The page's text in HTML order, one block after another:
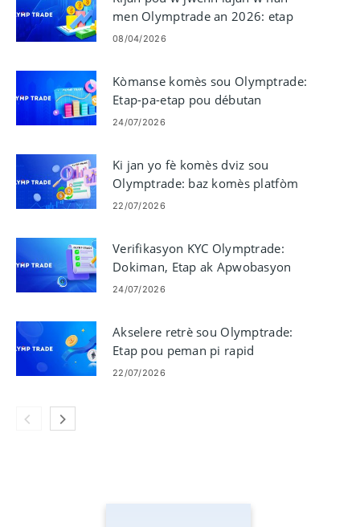
men Olymptrade an 2026: etap
pou retrè ak chaj yo
08/04/2026
Kòmanse komès sou Olymptrade:
Etap-pa-etap pou débutan
24/07/2026
Ki jan yo fè komès dviz sou
Olymptrade: baz komès platfòm
22/07/2026
Verifikasyon KYC Olymptrade:
Dokiman, Etap ak Apwobasyon
24/07/2026
Akselere retrè sou Olymptrade:
Etap pou peman pi rapid
22/07/2026